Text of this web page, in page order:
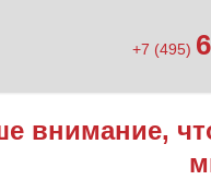
+7 (495)
внимание,